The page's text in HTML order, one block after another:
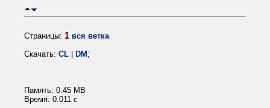
Страницы: 1 вся ветка
Скачать: CL | DM;
Память: 0.45 MB
Время: 0.011 c